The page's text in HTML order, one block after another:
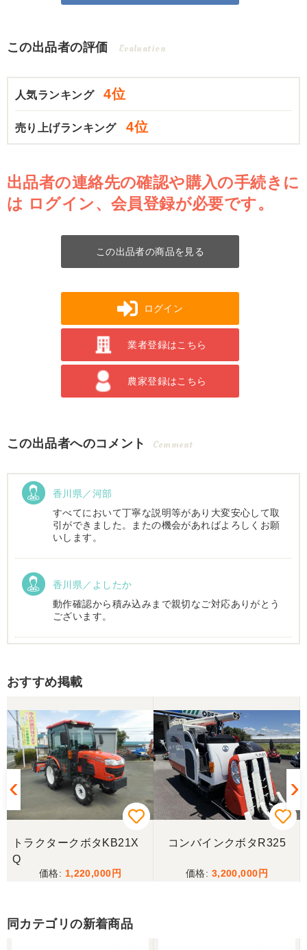
この出品者の評価 Evaluation
人気ランキング 4位
売り上げランキング 4位
出品者の連絡先の確認や購入の手続きに
は ログイン、会員登録が必要です。
この出品者の商品を見る
ログイン
業者登録はこちら
農家登録はこちら
この出品者へのコメント Comment
香川県／河部
すべてにおいて丁寧な説明等があり大変安心して取
引ができました。またの機会があればよろしくお願
いします。
香川県／よしたか
動作確認から積み込みまで親切なご対応ありがとう
ございます。
リピート購入させて頂きました。 ありがとうござい
香川県／井上
とても良くしてもらいました。また購入したいと思
います。
香川県／西川忠洋
丁寧な対応をしていただき計量選別機を無事持ち帰
けることが出来て大満足です。リンスクさんありが
おすすめ掲載
トラクタークボタKB21X
Q
1,220,000
コンバインクボタR325
3,200,000
同カテゴリの新着商品